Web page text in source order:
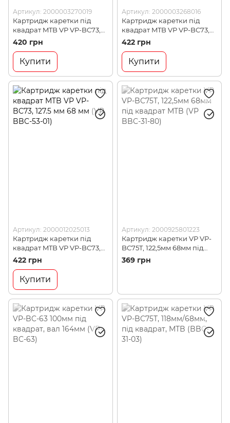
Артикул: 2000003270019
Картридж каретки під
квадрат MTB VP VP-BC73,
115 мм 68 мм (BBC-35-01)
420 грн
Купити
Артикул: 2000003268016
Картридж каретки під
квадрат MTB VP VP-BC73,
110,5мм 68мм (VP BBC-32-
422 грн
Купити
Артикул: 2000012025013
Картридж каретки під
квадрат MTB VP VP-BC73,
127.5 мм 68 мм (VP BBC-53-
422 грн
Купити
Артикул: 2000925801223
Картридж каретки VP VP-
BC75T, 122,5мм 68мм під
квадрат MTB (VP BBC-31-
369 грн